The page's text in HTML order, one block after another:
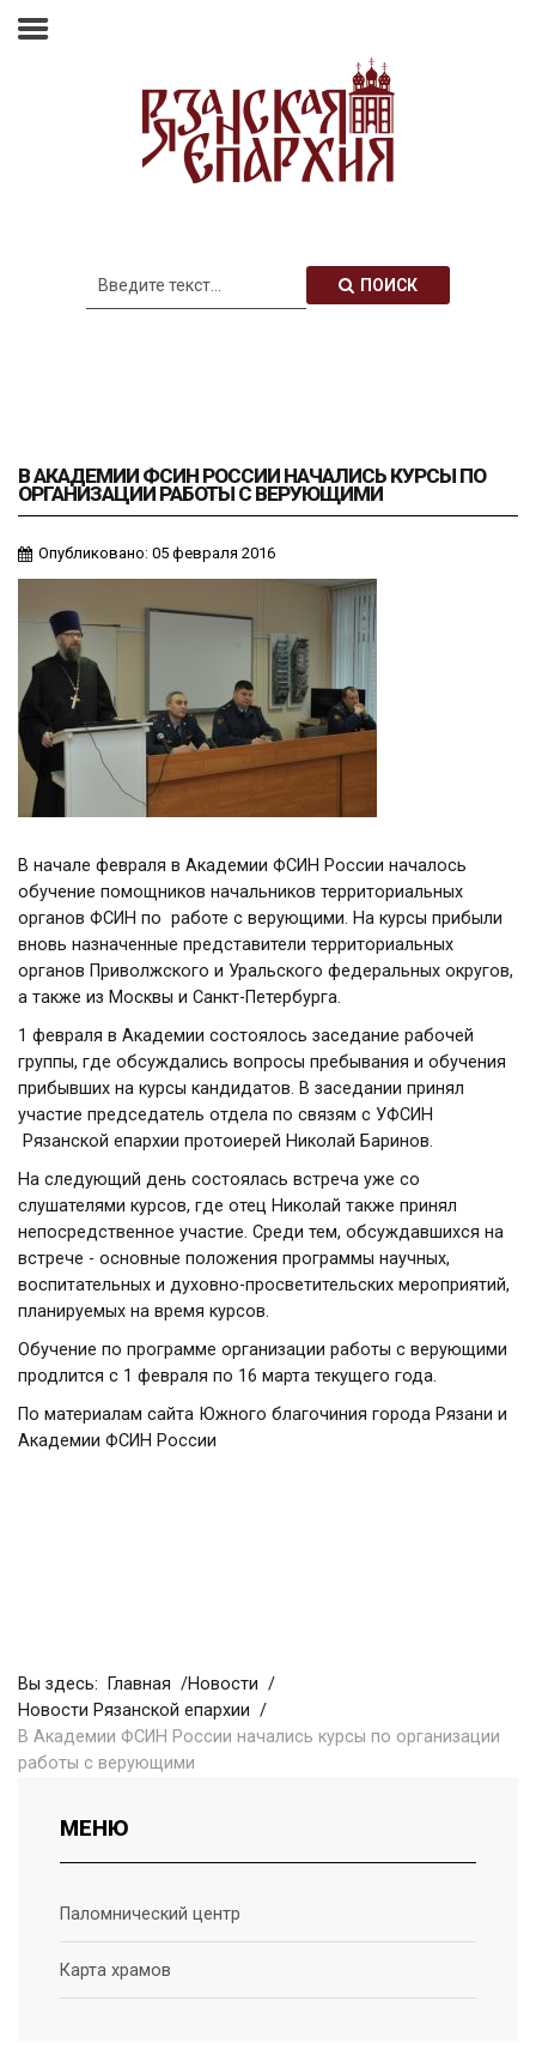
Митрополия ПОИСК
В АКАДЕМИИ ФСИН РОССИИ НАЧАЛИСЬ КУРСЫ ПО
ОРГАНИЗАЦИИ РАБОТЫ С ВЕРУЮЩИМИ
Опубликовано: 05 февраля 2016
В начале февраля в Академии ФСИН России началось
обучение помощников начальников территориальных
органов ФСИН по работе с верующими. На курсы прибыли
вновь назначенные представители территориальных
органов Приволжского и Уральского федеральных округов,
а также из Москвы и Санкт-Петербурга.
1 февраля в Академии состоялось заседание рабочей
группы, где обсуждались вопросы пребывания и обучения
прибывших на курсы кандидатов. В заседании принял
участие председатель отдела по связям с УФСИН
Рязанской епархии протоиерей Николай Баринов.
На следующий день состоялась встреча уже со
слушателями курсов, где отец Николай также принял
непосредственное участие. Среди тем, обсуждавшихся на
встрече - основные положения программы научных,
воспитательных и духовно-просветительских мероприятий,
планируемых на время курсов.
Обучение по программе организации работы с верующими
продлится с 1 февраля по 16 марта текущего года.
По материалам сайта Южного благочиния города Рязани и
Академии ФСИН России
Вы здесь: Главная
Новости
Новости Рязанской епархии
В Академии ФСИН России начались курсы по организации
работы с верующими
МЕНЮ
Паломнический центр
Карта храмов